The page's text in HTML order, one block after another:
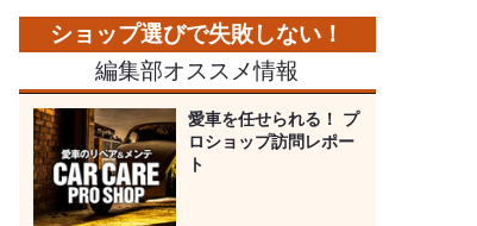
編集部オススメ情報
愛車を任せられる！ プ
ロショップ訪問レポー
ト